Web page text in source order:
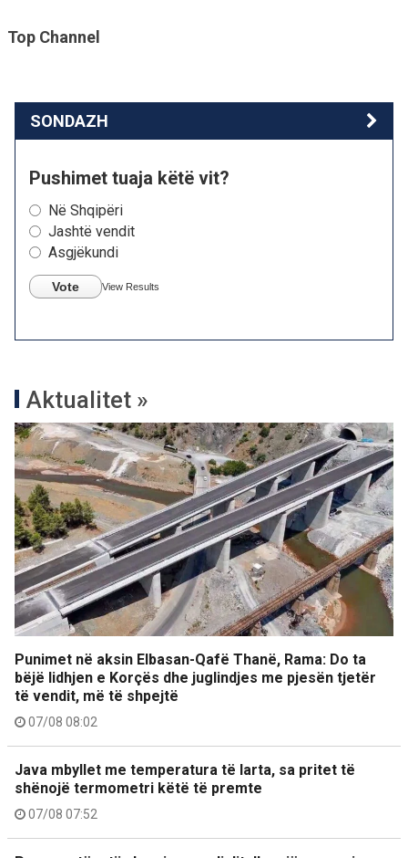
Top Channel
SONDAZH
Pushimet tuaja këtë vit?
Në Shqipëri
Jashtë vendit
Asgjëkundi
Vote View Results
Aktualitet »
Punimet në aksin Elbasan-Qafë Thanë, Rama: Do ta
bëjë lidhjen e Korçës dhe juglindjes me pjesën tjetër
të vendit, më të shpejtë
07/08 08:02
Java mbyllet me temperatura të larta, sa pritet të
shënojë termometri këtë të premte
07/08 07:52